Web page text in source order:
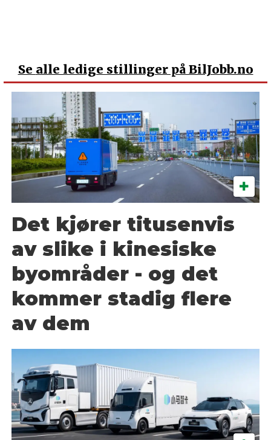
Se alle ledige stillinger på BilJobb.no
Det kjører titusenvis
av slike i kinesiske
byområder - og det
kommer stadig flere
av dem